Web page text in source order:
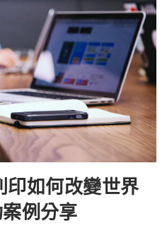
如何改變世界
例分享